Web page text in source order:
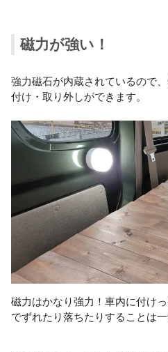
磁力が強い！
強力磁石が内蔵されているので
付け・取り外しができます。
磁力はかなり強力！車内に付け
でずれたり落ちたりすることは